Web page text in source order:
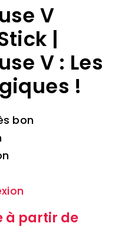
V
|
V : Les
!
bon
à partir de